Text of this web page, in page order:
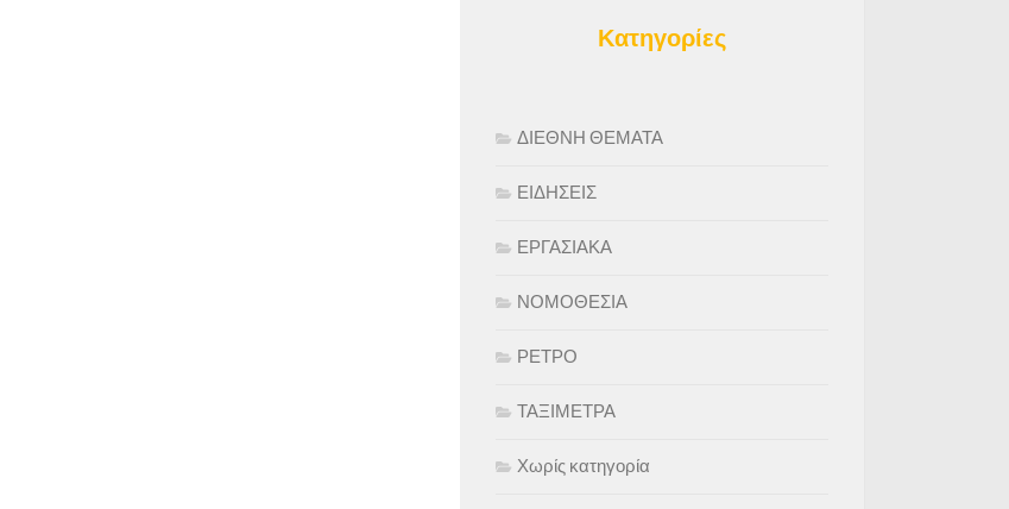
Κατηγορίες
ΔΙΕΘΝΗ ΘΕΜΑΤΑ
ΕΙΔΗΣΕΙΣ
ΕΡΓΑΣΙΑΚΑ
ΝΟΜΟΘΕΣΙΑ
ΡΕΤΡΟ
ΤΑΞΙΜΕΤΡΑ
Χωρίς κατηγορία